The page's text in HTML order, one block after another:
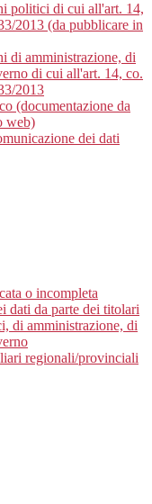
politici di cui all'art. 14,
2013 (da pubblicare in
di amministrazione, di
di cui all'art. 14, co.
2013
(documentazione da
web)
dei dati
o incompleta
dati da parte dei titolari
di amministrazione, di
regionali/provinciali